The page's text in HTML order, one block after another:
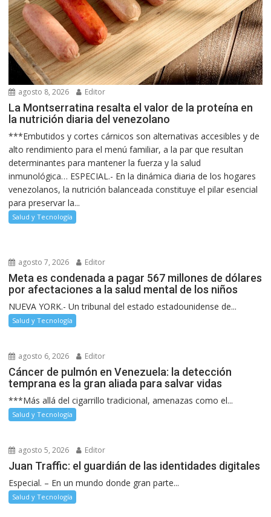
agosto 8, 2026 Editor
La Montserratina resalta el valor de la proteína en
la nutrición diaria del venezolano
***Embutidos y cortes cárnicos son alternativas accesibles y de
alto rendimiento para el menú familiar, a la par que resultan
determinantes para mantener la fuerza y la salud
inmunológica… ESPECIAL.- En la dinámica diaria de los hogares
venezolanos, la nutrición balanceada constituye el pilar esencial
para preservar la...
Salud y Tecnología
agosto 7, 2026 Editor
Meta es condenada a pagar 567 millones de dólares
por afectaciones a la salud mental de los niños
NUEVA YORK.- Un tribunal del estado estadounidense de...
Salud y Tecnología
agosto 6, 2026 Editor
Cáncer de pulmón en Venezuela: la detección
temprana es la gran aliada para salvar vidas
***Más allá del cigarrillo tradicional, amenazas como el...
Salud y Tecnología
agosto 5, 2026 Editor
Juan Traffic: el guardián de las identidades digitales
Especial. – En un mundo donde gran parte...
Salud y Tecnología